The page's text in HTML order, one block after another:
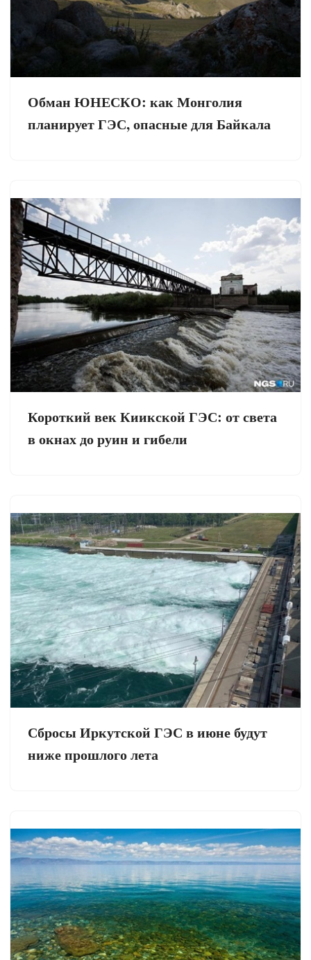
Обман ЮНЕСКО: как Монголия
планирует ГЭС, опасные для Байкала
Короткий век Киикской ГЭС: от света
в окнах до руин и гибели
Сбросы Иркутской ГЭС в июне будут
ниже прошлого лета